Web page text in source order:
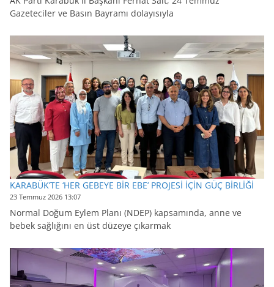
Gazeteciler ve Basın Bayramı dolayısıyla
KARABÜK’TE ‘HER GEBEYE BİR EBE’ PROJESİ İÇİN GÜÇ BİRLİĞİ
23 Temmuz 2026 13:07
Normal Doğum Eylem Planı (NDEP) kapsamında, anne ve
bebek sağlığını en üst düzeye çıkarmak